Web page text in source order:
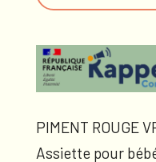
PIMENT ROUGE
Assiette pour